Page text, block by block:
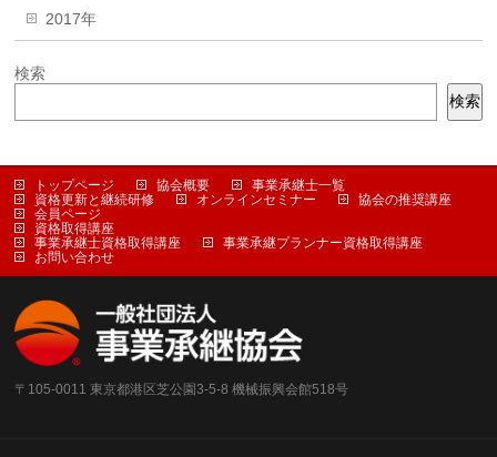
2017年
検索
検索
トップページ 協会概要
事業承継士一覧
資格更新と継続研修
オンラインセミナー
協会の推奨講座
会員ページ
資格取得講座
事業承継士資格取得講座
事業承継プランナー資格取得講座
お問い合わせ
〒105-0011 東京都港区芝公園3-5-8 機械振興会館518号